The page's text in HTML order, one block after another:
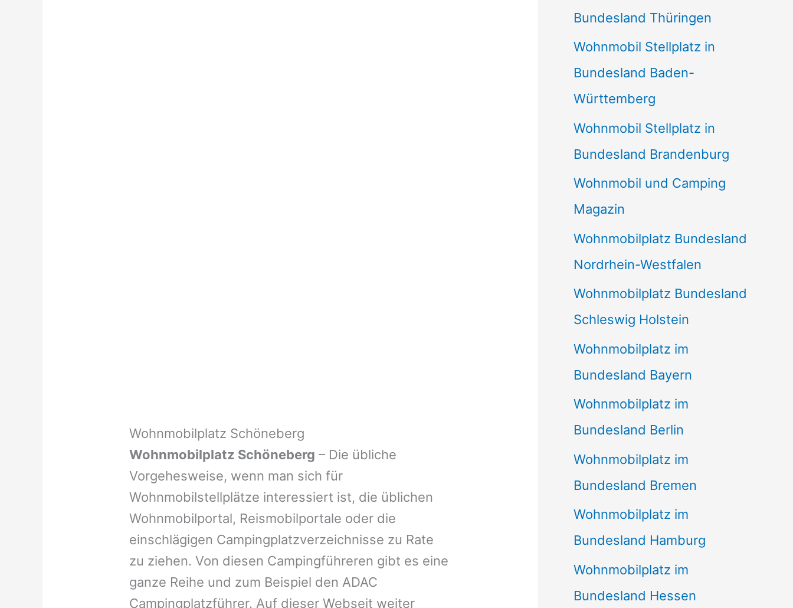
Wohnmobilplatz Schöneberg
Wohnmobilplatz Schöneberg – Die übliche
Vorgehesweise, wenn man sich für
Wohnmobilstellplätze interessiert ist, die üblichen
Wohnmobilportal, Reismobilportale oder die
einschlägigen Campingplatzverzeichnisse zu Rate
zu ziehen. Von diesen Campingführeren gibt es eine
ganze Reihe und zum Beispiel den ADAC
Campingplatzführer. Auf dieser Webseit weiter
Bundesland Thüringen
Wohnmobil Stellplatz in
Bundesland Baden-
Württemberg
Wohnmobil Stellplatz in
Bundesland Brandenburg
Wohnmobil und Camping
Magazin
Wohnmobilplatz Bundesland
Nordrhein-Westfalen
Wohnmobilplatz Bundesland
Schleswig Holstein
Wohnmobilplatz im
Bundesland Bayern
Wohnmobilplatz im
Bundesland Berlin
Wohnmobilplatz im
Bundesland Bremen
Wohnmobilplatz im
Bundesland Hamburg
Wohnmobilplatz im
Bundesland Hessen